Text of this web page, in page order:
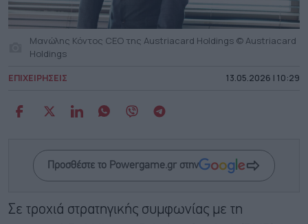
Μανώλης Κόντος CEO της Austriacard Holdings © Austriacard
Holdings
ΕΠΙΧΕΙΡΗΣΕΙΣ 13.05.2026 | 10:29
Προσθέστε το Powergame.gr στην
Σε τροχιά στρατηγικής συμφωνίας με τη